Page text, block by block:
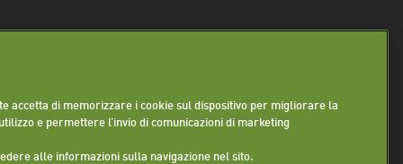
accetta di memorizzare i cookie sul dispositivo per migliorare la
e permettere l’invio di comunicazioni di marketing
alle informazioni sulla navigazione nel sito.